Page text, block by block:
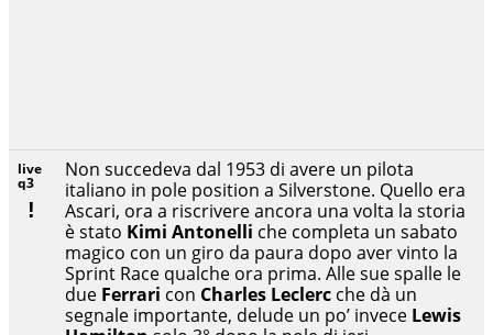
live
q3
Non succedeva dal 1953 di avere un pilota
italiano in pole position a Silverstone. Quello era
Ascari, ora a riscrivere ancora una volta la storia
è stato Kimi Antonelli che completa un sabato
magico con un giro da paura dopo aver vinto la
Sprint Race qualche ora prima. Alle sue spalle le
due Ferrari con Charles Leclerc che dà un
segnale importante, delude un po’ invece Lewis